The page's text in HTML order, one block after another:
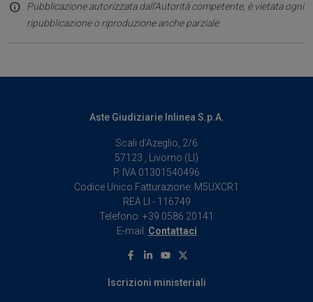
Pubblicazione autorizzata dall’Autorità competente, è vietata ogni
ripubblicazione o riproduzione anche parziale
Aste Giudiziarie Inlinea S.p.A.
Scali d’Azeglio, 2/6
57123 , Livorno (LI)
P. IVA 01301540496
Codice Unico Fatturazione: M5UXCR1
REA LI - 116749
Telefono: +39 0586 20141
E-mail: Contattaci
Facebook
LinkedinYoutube
X
Iscrizioni ministeriali